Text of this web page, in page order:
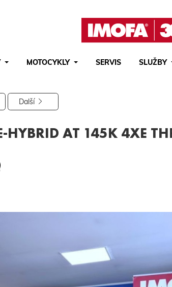
MOTOCYKLY SERVIS SLUŽBY
Další
HYBRID AT 145K 4XE